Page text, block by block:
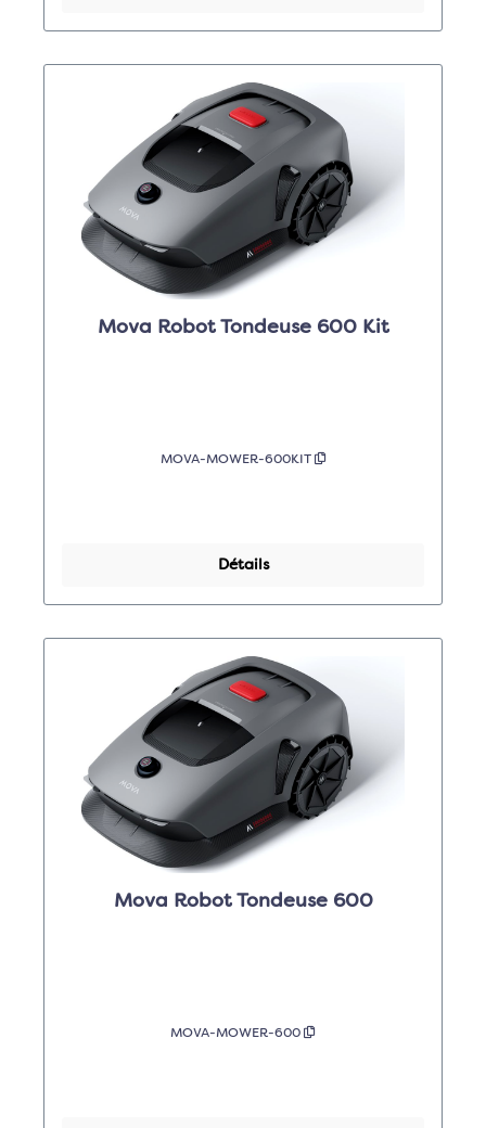
Mova Robot Tondeuse 600 Kit
MOVA-MOWER-600KIT
Détails
Mova Robot Tondeuse 600
MOVA-MOWER-600